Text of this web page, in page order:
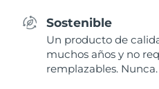
Sostenible
Un producto de
muchos años y no
remplazables. Nunca.